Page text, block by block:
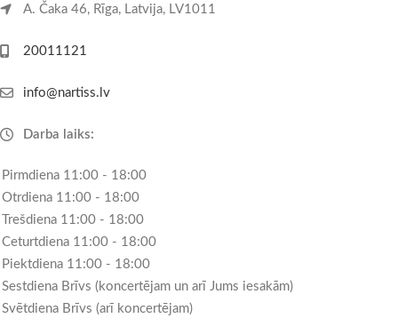
A. Čaka 46, Rīga, Latvija, LV1011
20011121
info@nartiss.lv
Darba laiks:
Pirmdiena 11:00 - 18:00
Otrdiena 11:00 - 18:00
Trešdiena 11:00 - 18:00
Ceturtdiena 11:00 - 18:00
Piektdiena 11:00 - 18:00
Sestdiena Brīvs (koncertējam un arī Jums iesakām)
Svētdiena Brīvs (arī koncertējam)